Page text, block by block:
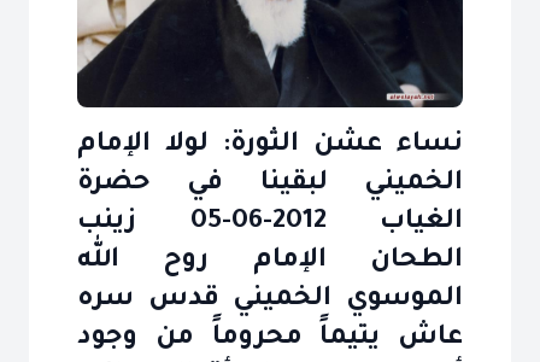
نساء عشن الثورة: لولا الإمام
الخميني لبقينا في حضرة
الغياب 2012-06-05 زينب
الطحان الإمام روح الله
الموسوي الخميني قدس سره
عاش يتيماً محروماً من وجود